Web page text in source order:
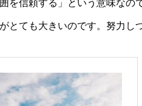
を信頼する」という意味なの
とても大きいのです。努力し